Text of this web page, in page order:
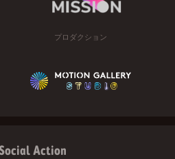
プロダクション
Action